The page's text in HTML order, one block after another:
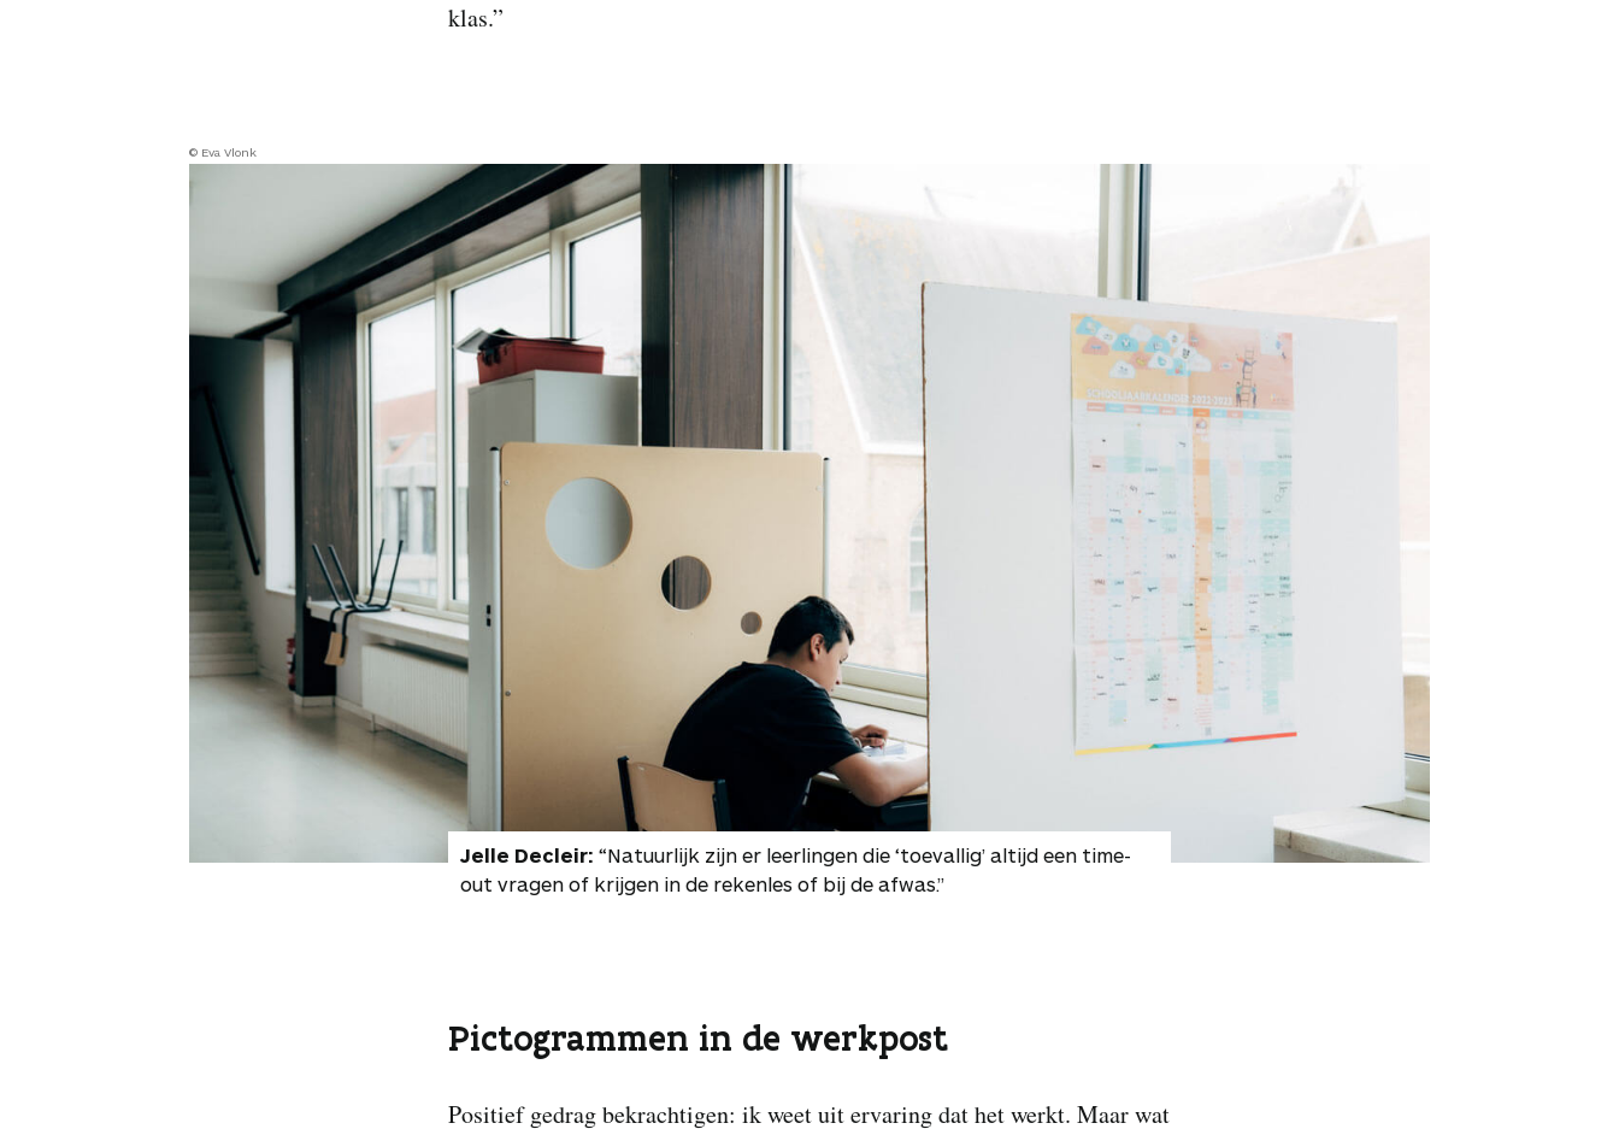
klas.”
© Eva Vlonk
Jelle Decleir: “Natuurlijk zijn er leerlingen die ‘toevallig’ altijd een time-
out vragen of krijgen in de rekenles of bij de afwas.”
Pictogrammen in de werkpost
Positief gedrag bekrachtigen: ik weet uit ervaring dat het werkt. Maar wat